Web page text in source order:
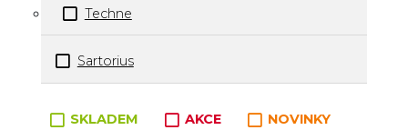
Techne
Sartorius
Zboží v kategorii
SKLADEM AKCE
NOVINKY